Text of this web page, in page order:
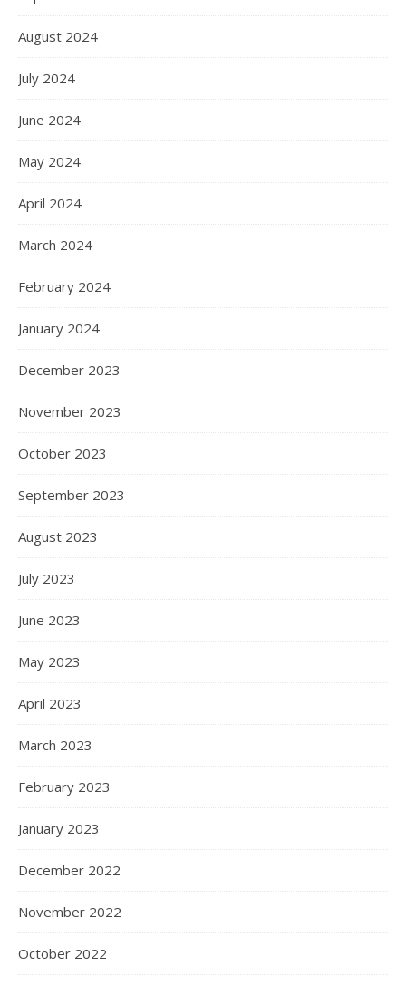
August 2024
July 2024
June 2024
May 2024
April 2024
March 2024
February 2024
January 2024
December 2023
November 2023
October 2023
September 2023
August 2023
July 2023
June 2023
May 2023
April 2023
March 2023
February 2023
January 2023
December 2022
November 2022
October 2022